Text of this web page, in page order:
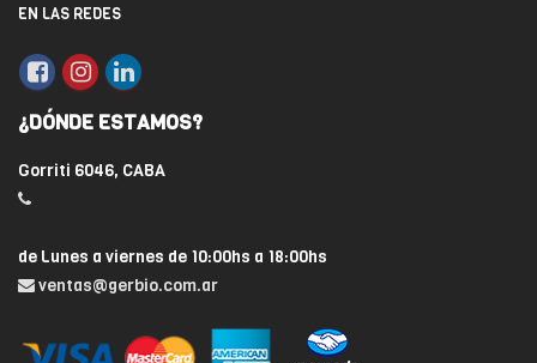
EN LAS REDES
¿DÓNDE ESTAMOS?
Gorriti 6046, CABA
de Lunes a viernes de 10:00hs a 18:00hs
ventas@gerbio.com.ar